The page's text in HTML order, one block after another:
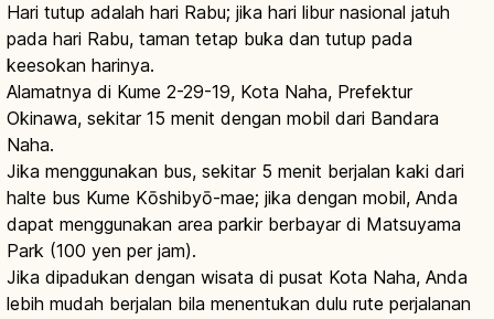
Hari tutup adalah hari Rabu; jika hari libur nasional jatuh
pada hari Rabu, taman tetap buka dan tutup pada
keesokan harinya.
Alamatnya di Kume 2-29-19, Kota Naha, Prefektur
Okinawa, sekitar 15 menit dengan mobil dari Bandara
Naha.
Jika menggunakan bus, sekitar 5 menit berjalan kaki dari
halte bus Kume Kōshibyō-mae; jika dengan mobil, Anda
dapat menggunakan area parkir berbayar di Matsuyama
Park (100 yen per jam).
Jika dipadukan dengan wisata di pusat Kota Naha, Anda
lebih mudah berjalan bila menentukan dulu rute perjalanan